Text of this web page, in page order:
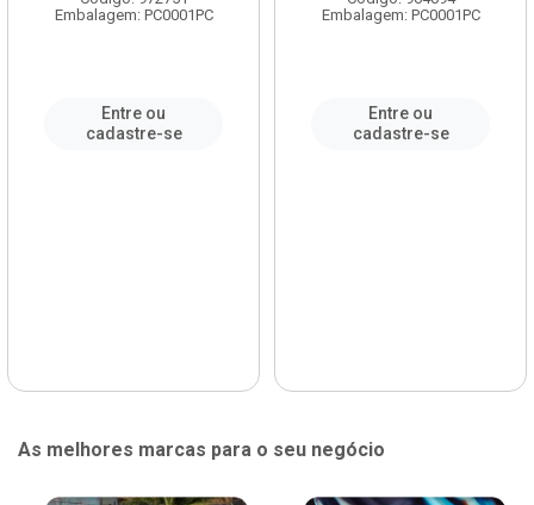
Embalagem: PC0001PC
Entre ou
cadastre-se
Embalagem: PC0001PC
Entre ou
cadastre-se
As melhores marcas para o seu negócio